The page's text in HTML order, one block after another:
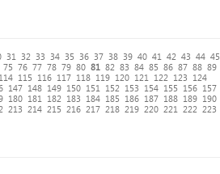
31 32 33 34 35 36 37 38 39 40 41 42 43 44 45
75 76 77 78 79 80 81 82 83 84 85 86 87 88 89
114 115 116 117 118 119 120 121 122 123
124
147 148 149 150 151 152 153 154 155 156 157
180 181 182 183 184 185 186 187 188 189 190
213 214 215 216 217 218 219 220 221 222
223